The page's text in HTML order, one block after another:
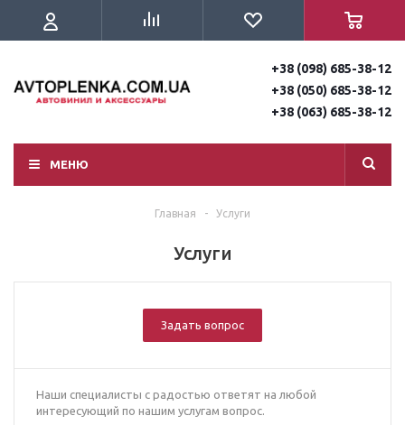
+38 (098) 685-38-12
+38 (050) 685-38-12
+38 (063) 685-38-12
МЕНЮ
Главная - Услуги
Услуги
Задать вопрос
Наши специалисты с радостью ответят на любой
интересующий по нашим услугам вопрос.